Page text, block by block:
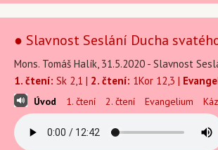
● Slavnost Seslání Ducha
Mons. Tomáš Halík, 31.5.2020 - Slavnost
1. čtení: Sk 2,1 | 2. čtení: 1Kor 12,3 |
Úvod 1. čtení 2. čtení Evangelium